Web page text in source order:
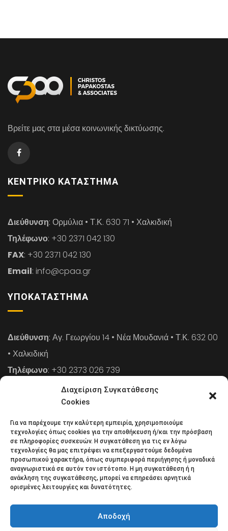
Διαχείριση Συγκατάθεσης
Cookies
Για να παρέχουμε την καλύτερη εμπειρία, χρησιμοποιούμε
τεχνολογίες όπως cookies για την αποθήκευση ή/και την πρόσβαση
σε πληροφορίες συσκευών. Η συγκατάθεση για τις εν λόγω
τεχνολογίες θα μας επιτρέψει να επεξεργαστούμε δεδομένα
προσωπικού χαρακτήρα, όπως συμπεριφορά περιήγησης ή μοναδικά
αναγνωριστικά σε αυτόν τον ιστότοπο. Η μη συγκατάθεση ή η
ανάκληση της συγκατάθεσης, μπορεί να επηρεάσει αρνητικά
ορισμένες λειτουργίες και δυνατότητες.
Αποδοχή
Βρείτε μας στα μέσα κοινωνικής δικτύωσης.
ΚΕΝΤΡΙΚΌ ΚΑΤΆΣΤΗΜΑ
Διεύθυνση: Ορμύλια • Τ.Κ. 630 71 • Χαλκιδική
Τηλέφωνο: +30 2371 042 130
FAX: +30 2371 042 130
Email: info@cpaa.gr
ΥΠΟΚΑΤΆΣΤΗΜΑ
Διεύθυνση: Αγ. Γεωργίου 14 • Νέα Μουδανιά • Τ.Κ. 632 00
• Χαλκιδική
Τηλέφωνο: +30 2373 026 739
: +30 2373 026 739
: info@cpaa.gr
NEWSLETTER
Κάντε εγγραφή στο ηλεκτρονικό μας φυλλάδιο και μείνετε
στο επίκεντρο της οικονομικής επικαιρότητας.